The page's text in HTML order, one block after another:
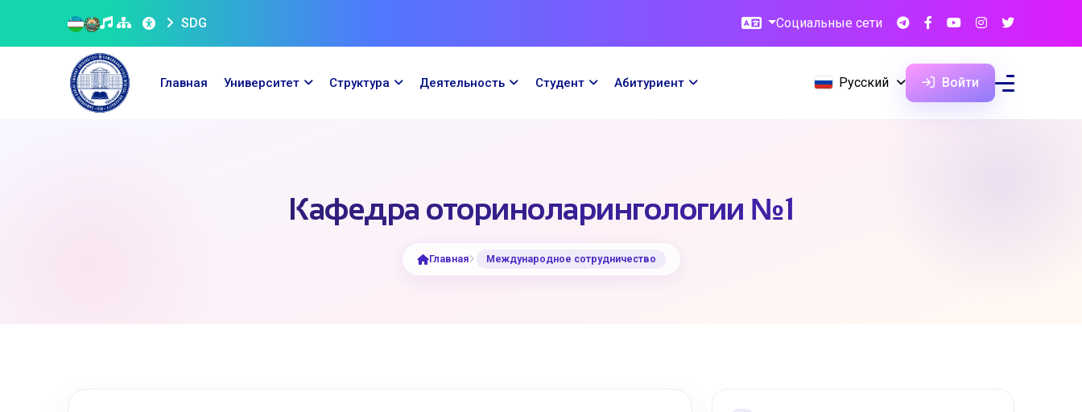
SDG Социальные сети
Главная Университет Структура Деятельность Cтудент Абитуриент Русский Войти
Кафедра оториноларингологии №1
Главная Международное сотрудничество